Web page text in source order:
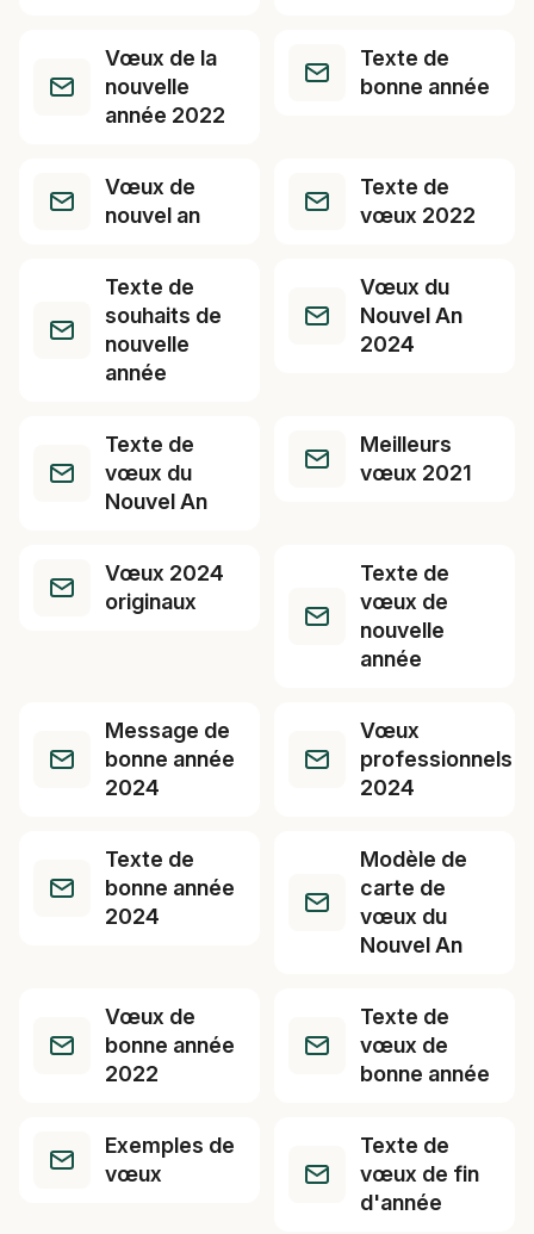
Vœux de la
nouvelle
année 2022
Texte de
bonne année
Vœux de
nouvel an
Texte de
vœux 2022
Texte de
souhaits de
nouvelle
année
Vœux du
Nouvel An
2024
Texte de
vœux du
Nouvel An
Meilleurs
vœux 2021
Vœux 2024
originaux
Texte de
vœux de
nouvelle
année
Message de
bonne année
2024
Vœux
professionnels
2024
Texte de
bonne année
2024
Modèle de
carte de
vœux du
Nouvel An
Vœux de
bonne année
2022
Texte de
vœux de
bonne année
Exemples de
vœux
Texte de
vœux de fin
d'année